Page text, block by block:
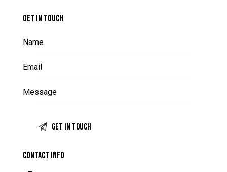
GET IN TOUCH
CONTACT INFO